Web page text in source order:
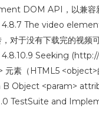
DOM API，以兼容
The video
对于没有下载完的视频
Seeking
素（HTML5 <object>
Object <param>
TestSuite and